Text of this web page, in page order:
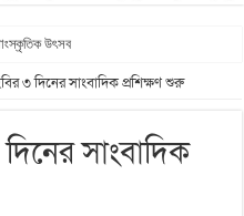
উৎসব
৩ দিনের সাংবাদিক প্রশিক্ষণ শুরু
সাংবাদিক